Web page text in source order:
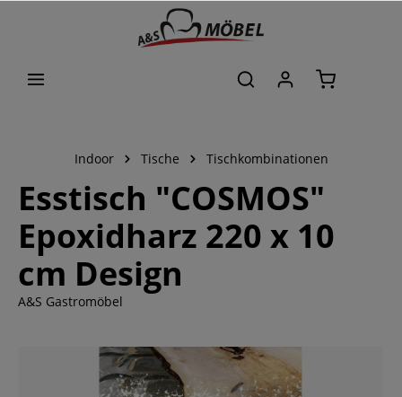
Indoor Tische Tischkombinationen
Esstisch "COSMOS"
Epoxidharz 220 x 10
cm Design
A&S Gastromöbel